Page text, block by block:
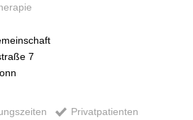
7
Privatpatienten